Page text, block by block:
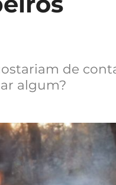
de
algum?